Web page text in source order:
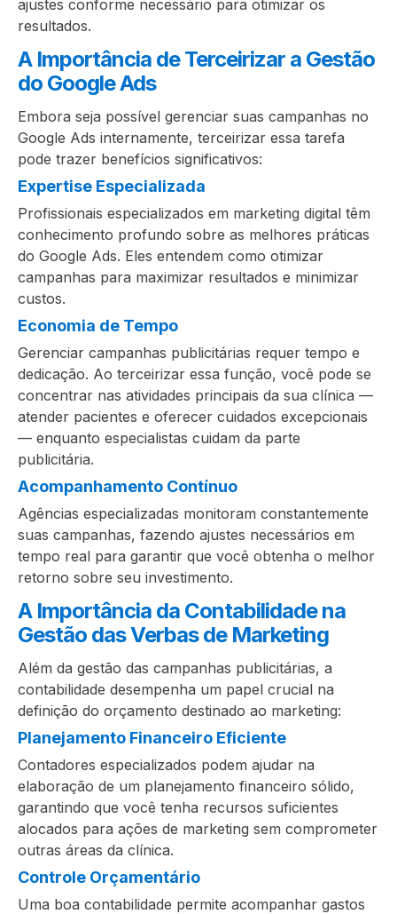
ajustes conforme necessário para otimizar os
resultados.
A Importância de Terceirizar a Gestão
do Google Ads
Embora seja possível gerenciar suas campanhas no
Google Ads internamente, terceirizar essa tarefa
pode trazer benefícios significativos:
Expertise Especializada
Profissionais especializados em marketing digital têm
conhecimento profundo sobre as melhores práticas
do Google Ads. Eles entendem como otimizar
campanhas para maximizar resultados e minimizar
custos.
Economia de Tempo
Gerenciar campanhas publicitárias requer tempo e
dedicação. Ao terceirizar essa função, você pode se
concentrar nas atividades principais da sua clínica —
atender pacientes e oferecer cuidados excepcionais
— enquanto especialistas cuidam da parte
publicitária.
Acompanhamento Contínuo
Agências especializadas monitoram constantemente
suas campanhas, fazendo ajustes necessários em
tempo real para garantir que você obtenha o melhor
retorno sobre seu investimento.
A Importância da Contabilidade na
Gestão das Verbas de Marketing
Além da gestão das campanhas publicitárias, a
contabilidade desempenha um papel crucial na
definição do orçamento destinado ao marketing:
Planejamento Financeiro Eficiente
Contadores especializados podem ajudar na
elaboração de um planejamento financeiro sólido,
garantindo que você tenha recursos suficientes
alocados para ações de marketing sem comprometer
outras áreas da clínica.
Controle Orçamentário
Uma boa contabilidade permite acompanhar gastos